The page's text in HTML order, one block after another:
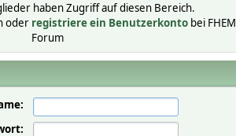
haben Zugriff auf diesen Bereich.
oder registriere ein Benutzerkontobei FHEM
Forum